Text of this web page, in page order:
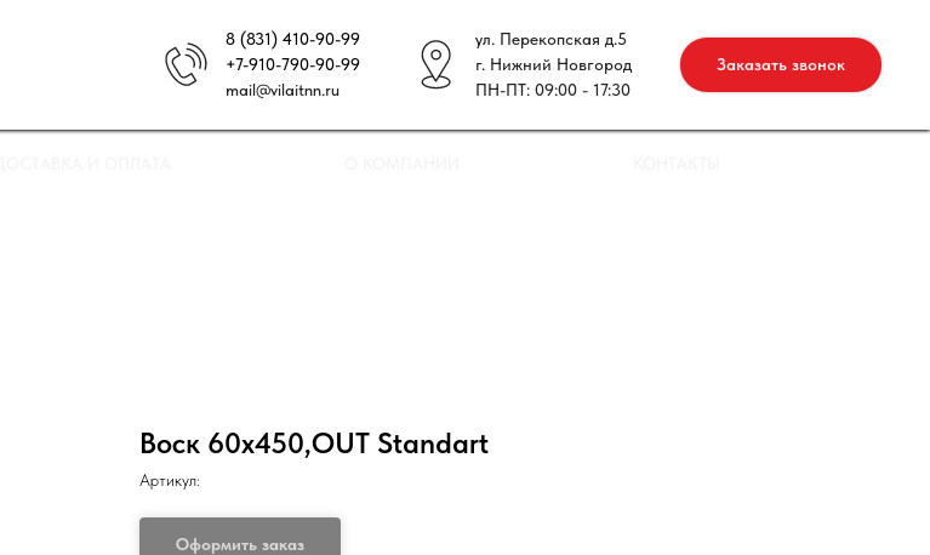
8 (831) 410-90-99
+7-910-790-90-99
mail@vilaitnn.ru
ул. Перекопская д.5
г. Нижний Новгород
ПН-ПТ: 09:00 - 17:30
Заказать звонок
Воск 60х450,OUT Standart
Артикул:
Оформить заказ